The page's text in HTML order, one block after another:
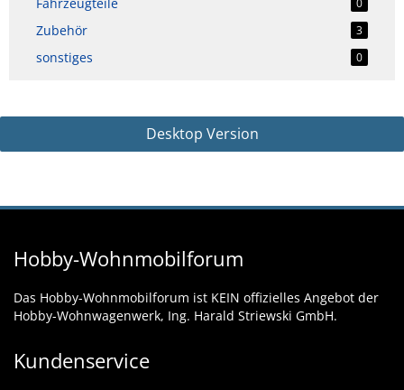
0
Zubehör 3
sonstiges 0
Desktop Version
Hobby-Wohnmobilforum
Das Hobby-Wohnmobilforum ist KEIN offizielles Angebot der
Hobby-Wohnwagenwerk, Ing. Harald Striewski GmbH.
Kundenservice